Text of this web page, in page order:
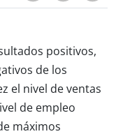
positivos,
de los
el nivel de ventas
de empleo
máximos